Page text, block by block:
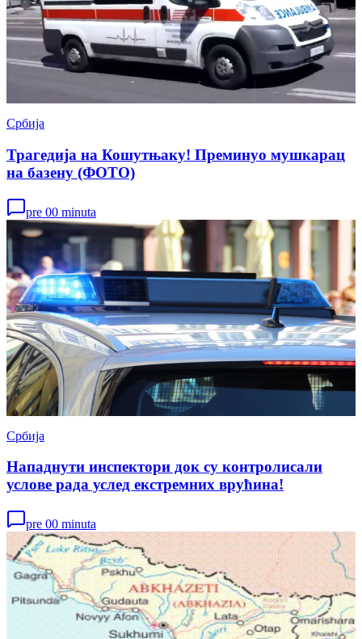
Србија
Трагедија на Кошутњаку! Преминуо мушкарац
на базену (ФОТО)
pre 00 minuta
Србија
Нападнути инспектори док су контролисали
услове рада услед екстремних врућина!
pre 00 minuta